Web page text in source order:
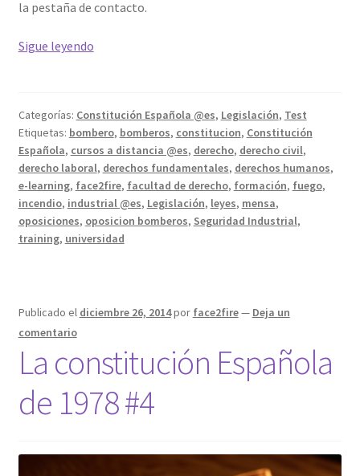
la pestaña de contacto.
Sigue leyendoLa
1978
#5
Categorías: Constitución Española @es, Legislación, Test
Etiquetas: bombero, bomberos, constitucion, Constitución
Española, cursos a distancia @es, derecho, derecho civil,
derecho laboral, derechos fundamentales, derechos humanos,
e-learning, face2fire, facultad de derecho, formación, fuego,
incendio, industrial @es, Legislación, leyes, mensa,
oposiciones, oposicion bomberos, Seguridad Industrial,
training, universidad
Publicado el diciembre 26, 2014por face2fire— Deja un
comentario
La constitución Española
de 1978 #4